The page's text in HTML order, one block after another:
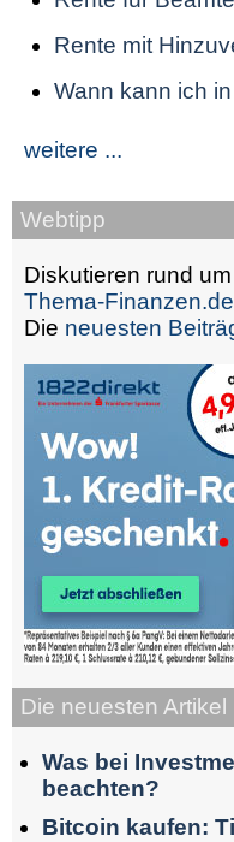
Rente mit
Wann kann ich
weitere ...
Webtipp
Diskutieren rund
Thema-Finanzen.de
Die neuesten
Die neuesten Artikel
Was bei
beachten?
Bitcoin kaufen: